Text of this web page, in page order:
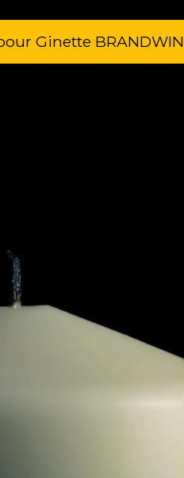
Ginette BRANDWIN